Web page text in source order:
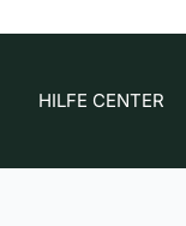
HILFE CENTER